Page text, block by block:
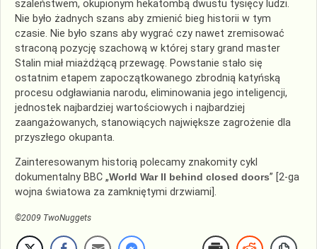
szaleństwem, okupionym hekatombą dwustu tysięcy ludzi.
Nie było żadnych szans aby zmienić bieg historii w tym
czasie. Nie było szans aby wygrać czy nawet zremisować
straconą pozycję szachową w której stary grand master
Stalin miał miażdżącą przewagę. Powstanie stało się
ostatnim etapem zapoczątkowanego zbrodnią katyńską
procesu odgławiania narodu, eliminowania jego inteligencji,
jednostek najbardziej wartościowych i najbardziej
zaangażowanych, stanowiących największe zagrożenie dla
przyszłego okupanta.
Zainteresowanym historią polecamy znakomity cykl
dokumentalny BBC „World War II behind closed doors” [2-ga
wojna światowa za zamkniętymi drzwiami].
©2009 TwoNuggets